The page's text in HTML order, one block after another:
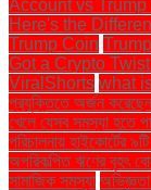
Account vs Trump
Here's the
Trump Coin
Got a Crypto
ViralShorts what
প্রযুক্তিতে অর্জন
খেলে যেসব সমস্যা হতে
পরিচালনায় হাইকোর্টের ৯টি
অপরিকল্পিত ঋণের বৃহৎ
সামাজিক সমস্যা